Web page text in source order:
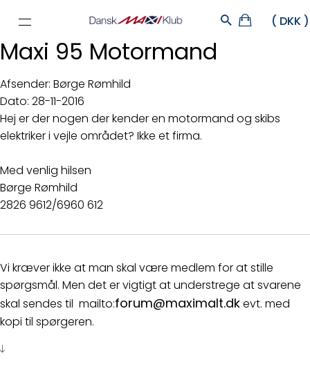
Maxi 95 Motormand
Afsender: Børge Rømhild
Dato: 28-11-2016
Hej er der nogen der kender en motormand og skibs
elektriker i vejle området? Ikke et firma.
Med venlig hilsen
Børge Rømhild
2826 9612/6960 612
Vi kræver ikke at man skal være medlem for at stille
spørgsmål. Men det er vigtigt at understrege at svarene
skal sendes til mailto:forum@maximalt.dkevt. med
kopi til spørgeren.